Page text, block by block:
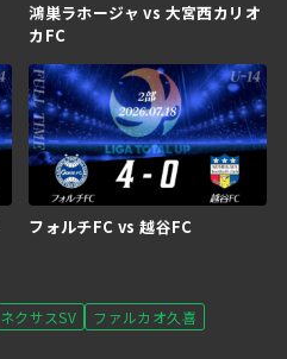
鴻巣ラホージャ vs 大宮西カリオ
カFC
フォルチFC vs 越谷FC
ネクサスSV ファルカオ久喜